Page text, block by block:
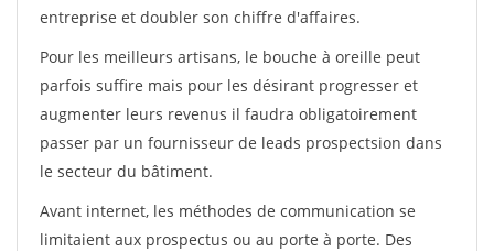
entreprise et doubler son chiffre d'affaires.
Pour les meilleurs artisans, le bouche à oreille peut
parfois suffire mais pour les désirant progresser et
augmenter leurs revenus il faudra obligatoirement
passer par un fournisseur de leads prospectsion dans
le secteur du bâtiment.
Avant internet, les méthodes de communication se
limitaient aux prospectus ou au porte à porte. Des